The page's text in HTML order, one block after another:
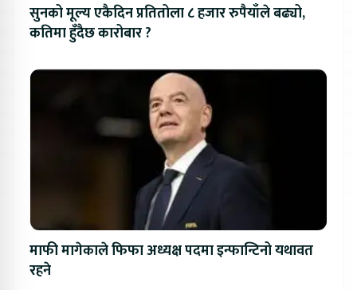
सुनको मूल्य एकैदिन प्रतितोला ८ हजार रुपैयाँले बढ्यो,
कतिमा हुँदैछ कारोबार ?
माफी मागेकाले फिफा अध्यक्ष पदमा इन्फान्टिनो यथावत
रहने